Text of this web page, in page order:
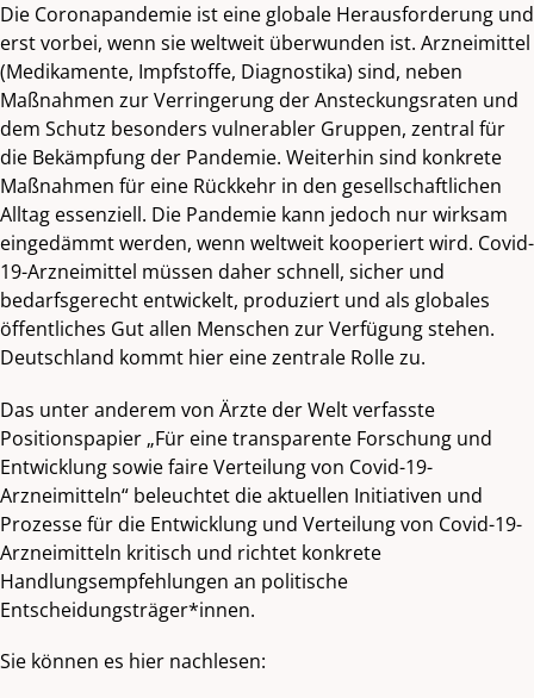
Die Coronapandemie ist eine globale Herausforderung und
erst vorbei, wenn sie weltweit überwunden ist. Arzneimittel
(Medikamente, Impfstoffe, Diagnostika) sind, neben
Maßnahmen zur Verringerung der Ansteckungsraten und
dem Schutz besonders vulnerabler Gruppen, zentral für
die Bekämpfung der Pandemie. Weiterhin sind konkrete
Maßnahmen für eine Rückkehr in den gesellschaftlichen
Alltag essenziell. Die Pandemie kann jedoch nur wirksam
eingedämmt werden, wenn weltweit kooperiert wird. Covid-
19-Arzneimittel müssen daher schnell, sicher und
bedarfsgerecht entwickelt, produziert und als globales
öffentliches Gut allen Menschen zur Verfügung stehen.
Deutschland kommt hier eine zentrale Rolle zu.
Das unter anderem von Ärzte der Welt verfasste
Positionspapier „Für eine transparente Forschung und
Entwicklung sowie faire Verteilung von Covid-19-
Arzneimitteln“ beleuchtet die aktuellen Initiativen und
Prozesse für die Entwicklung und Verteilung von Covid-19-
Arzneimitteln kritisch und richtet konkrete
Handlungsempfehlungen an politische
Entscheidungsträger*innen.
Sie können es hier nachlesen: